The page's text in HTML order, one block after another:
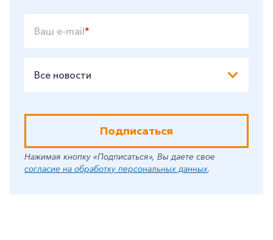
Ваш e-mail*
Все новости
Подписаться
Нажимая кнопку «Подписаться», Вы даете свое
согласие на обработку персональных данных.